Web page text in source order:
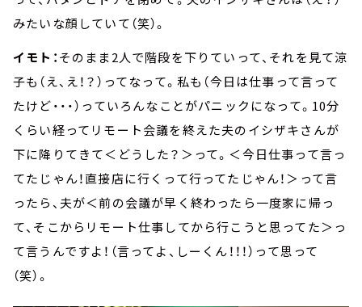
みたいな顔していて（笑）。
イモト：そのまま2人で階段を下りていって、それを見て涼
子も（え、え！？）ってなって。私も（今日は仕事って言って
たけど・・・）っていろんなことがパニックになって。10分
くらい経ってリモート会議を終えた夫のイシザキさんが
下に降りてきて＜どうした？＞って。＜今日仕事って言っ
てたじゃん！直接店に行くって行ってたじゃん！＞って言
ったら、夫が＜前の会議が早く終わったら一度家に帰っ
て、そこからリモート仕事してから行こうと思ってた＞っ
て言うんですよ！（言ってよ、しーくん！！！）って思って
（笑）。